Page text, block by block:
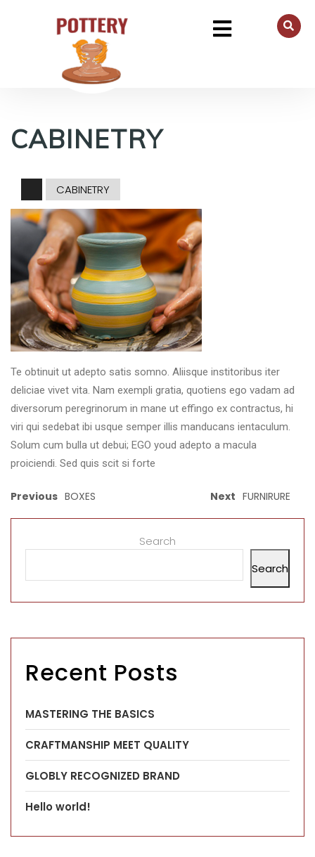
CABINETRY
CABINETRY
Te obtinuit ut adepto satis somno. Aliisque institoribus iter
deliciae vivet vita. Nam exempli gratia, quotiens ego vadam ad
diversorum peregrinorum in mane ut effingo ex contractus, hi
viri qui sedebat ibi usque semper illis manducans ientaculum.
Solum cum bulla ut debui; EGO youd adepto a macula
proiciendi. Sed quis scit si forte
Previous BOXES Next FURNIRURE
Search
Search
Recent Posts
MASTERING THE BASICS
CRAFTMANSHIP MEET QUALITY
GLOBLY RECOGNIZED BRAND
Hello world!